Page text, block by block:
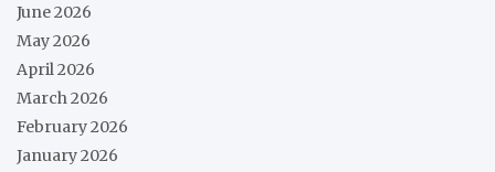
June 2026
May 2026
April 2026
March 2026
February 2026
January 2026